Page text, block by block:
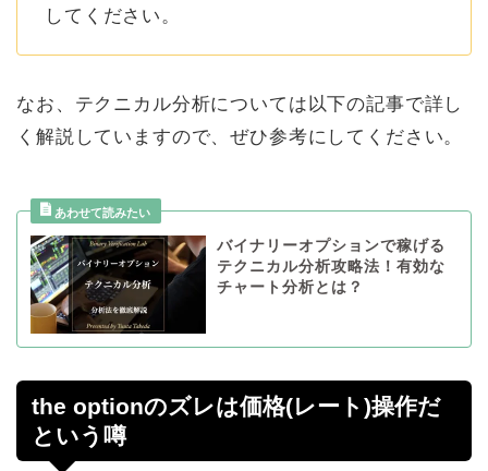
してください。
なお、テクニカル分析については以下の記事で詳し
く解説していますので、ぜひ参考にしてください。
バイナリーオプションで稼げる
テクニカル分析攻略法！有効な
チャート分析とは？
the optionのズレは価格(レート)操作だ
という噂